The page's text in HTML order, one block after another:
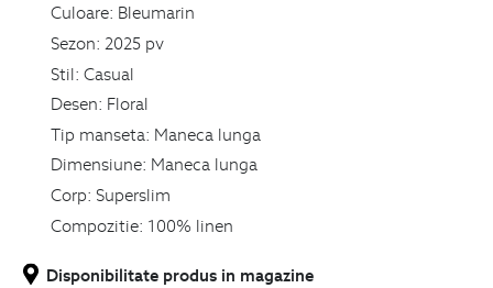
Culoare: Bleumarin
Sezon: 2025 pv
Stil: Casual
Desen: Floral
Tip manseta: Maneca lunga
Dimensiune: Maneca lunga
Corp: Superslim
Compozitie: 100% linen
Disponibilitate produs in magazine